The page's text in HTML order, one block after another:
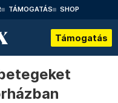
TÁMOGATÁS SHOP
Támogatás